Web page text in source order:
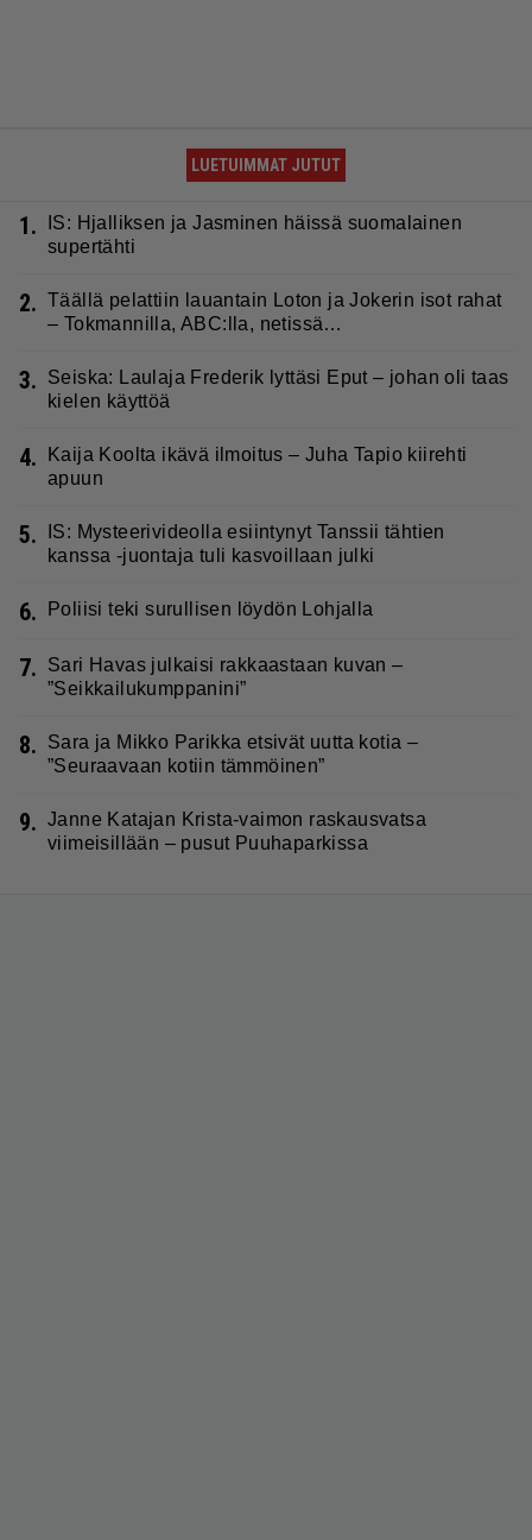
LUETUIMMAT JUTUT
1.
IS: Hjalliksen ja Jasminen häissä suomalainen
supertähti
2. Täällä pelattiin lauantain Loton ja Jokerin isot rahat
– Tokmannilla, ABC:lla, netissä…
3.
Seiska: Laulaja Frederik lyttäsi Eput – johan oli taas
kielen käyttöä
4.
Kaija Koolta ikävä ilmoitus – Juha Tapio kiirehti
apuun
5.
IS: Mysteerivideolla esiintynyt Tanssii tähtien
kanssa -juontaja tuli kasvoillaan julki
6. Poliisi teki surullisen löydön Lohjalla
7.
Sari Havas julkaisi rakkaastaan kuvan –
”Seikkailukumppanini”
8.
Sara ja Mikko Parikka etsivät uutta kotia –
”Seuraavaan kotiin tämmöinen”
9. Janne Katajan Krista-vaimon raskausvatsa
viimeisillään – pusut Puuhaparkissa